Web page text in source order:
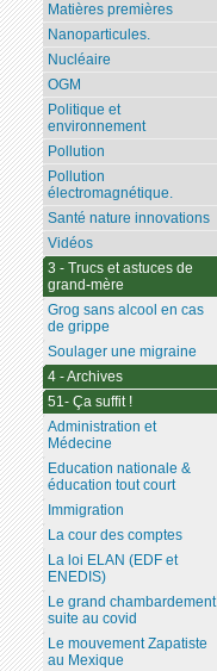
Matières premières
Nanoparticules.
Nucléaire
OGM
Politique et
environnement
Pollution
Pollution
électromagnétique.
Santé nature innovations
Vidéos
3 - Trucs et astuces de
grand-mère
Grog sans alcool en cas
de grippe
Soulager une migraine
4 - Archives
51- Ça suffit !
Administration et
Médecine
Education nationale &
éducation tout court
Immigration
La cour des comptes
La loi ELAN (EDF et
ENEDIS)
Le grand chambardement
suite au covid
Le mouvement Zapatiste
au Mexique